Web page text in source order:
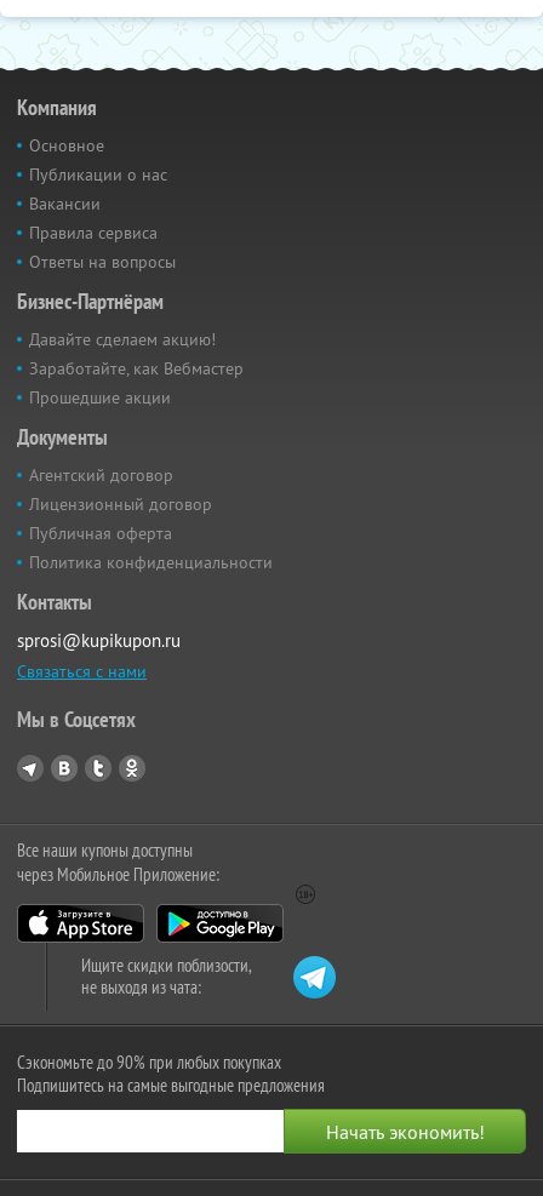
Компания
Основное
Публикации о нас
Вакансии
Правила сервиса
Ответы на вопросы
Бизнес-Партнёрам
Давайте сделаем акцию!
Заработайте, как Вебмастер
Прошедшие акции
Документы
Агентский договор
Лицензионный договор
Публичная оферта
Политика конфиденциальности
Контакты
sprosi@kupikupon.ru
Связаться с нами
Мы в Соцсетях
Все наши купоны доступны
через Мобильное Приложение:
Ищите скидки поблизости,
не выходя из чата:
Сэкономьте до 90% при любых покупках
Подпишитесь на самые выгодные предложения